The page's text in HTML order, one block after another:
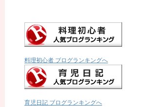
料理初心者 ブログランキングへ
育児日記 ブログランキングへ